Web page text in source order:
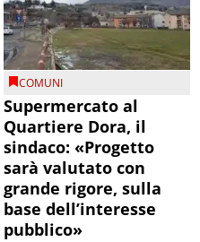
COMUNI
Supermercato al
Quartiere Dora, il
sindaco: «Progetto
sarà valutato con
grande rigore, sulla
base dell’interesse
pubblico»